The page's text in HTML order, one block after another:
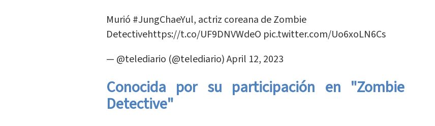
Murió #JungChaeYul, actriz coreana de Zombie
Detectivehttps://t.co/UF9DNVWdeO pic.twitter.com/Uo6xoLN6Cs
— @telediario (@telediario)April 12, 2023
Conocida por su participación en "Zombie
Detective"